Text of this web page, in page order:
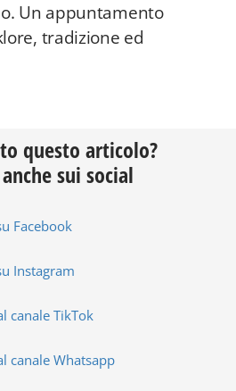
Un appuntamento
tradizione ed
questo articolo?
sui social
Facebook
Instagram
canale TikTok
canale Whatsapp